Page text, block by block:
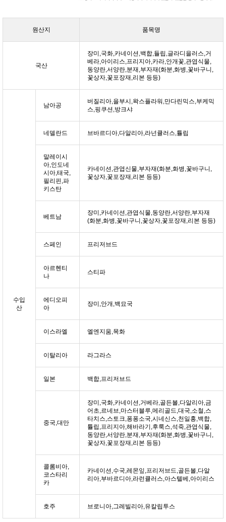
원산지 품목명
국산
장미,국화,카네이션,백합,듈립,글라디을러스,거
베라,아이리스,프리지아,카라,안개꽃,관엽식물,
동양란,서양란,분재,부자재(화분,화병,꽃바구니,
꽃상자,꽃포장재,리본 등등)
수입
산
남아공
버질리아,을부시,왁스플라워,만다린믹스,부케믹
스,핑쿠션,방크샤
네델란드 브바르디아,다알리아,라넌큘러스,튤립
말레이시
아,인도네
시아,태국,
필리핀,파
키스탄
카네이션,관엽신물,부자재(화분,화병,꽃바구니,
꽃상자,꽃포장재,리본 등등)
베트남
장미,카네이션,관엽식물,동양란,서양란,부자재
(화분,화병,꽃바구니,꽃상자,꽃포장재,리본 등등)
스페인 프리저브드
아르헨티
나
스티파
에디오피
아
장미,안개,백묘국
이스라엘 엘엔지움,목화
이탈리아 라그라스
일본 백합,프리저브드
중국,대만
장미,국화,카네이션,거베라,골든볼,다알리아,금
어초,르네브,마스터블루,메리골드,대국,소철,스
타치스,스토크,퐁퐁소국,시네신스,천일홍,백합,
튤립,프리지아,해바라기,후룩스,석죽,관엽식물,
동양란,서양란,분재,부자재(화분,화병,꽃바구니,
꽃상자,꽃포장재,리본 등등)
콜롬비아,
코스타리
카
카네이션,수국,레몬잎,프리저브드,골든볼,다알
리아,부바르디아,라런큘러스,아스텔베,아이리스
호주 브로니아,그레빌리아,유칼립투스